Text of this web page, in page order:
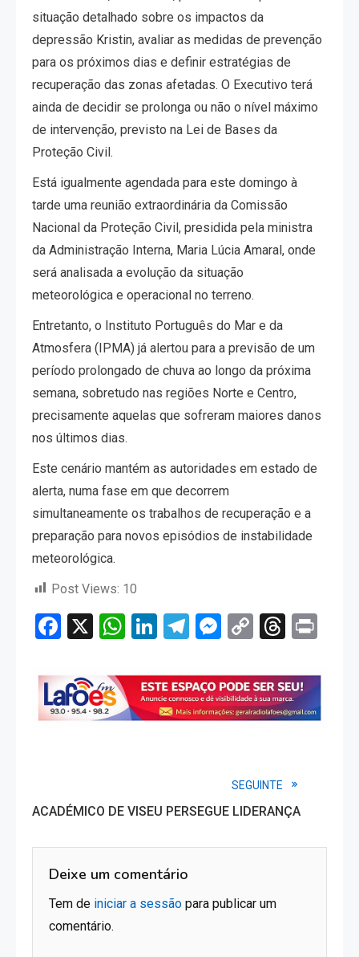
situação detalhado sobre os impactos da
depressão Kristin, avaliar as medidas de prevenção
para os próximos dias e definir estratégias de
recuperação das zonas afetadas. O Executivo terá
ainda de decidir se prolonga ou não o nível máximo
de intervenção, previsto na Lei de Bases da
Proteção Civil.
Está igualmente agendada para este domingo à
tarde uma reunião extraordinária da Comissão
Nacional da Proteção Civil, presidida pela ministra
da Administração Interna, Maria Lúcia Amaral, onde
será analisada a evolução da situação
meteorológica e operacional no terreno.
Entretanto, o Instituto Português do Mar e da
Atmosfera (IPMA) já alertou para a previsão de um
período prolongado de chuva ao longo da próxima
semana, sobretudo nas regiões Norte e Centro,
precisamente aquelas que sofreram maiores danos
nos últimos dias.
Este cenário mantém as autoridades em estado de
alerta, numa fase em que decorrem
simultaneamente os trabalhos de recuperação e a
preparação para novos episódios de instabilidade
meteorológica.
Post Views: 10
Facebook
X WhatsApp
LinkedIn
Telegram
Messenger
Copy
articles
SEGUINTE
ACADÉMICO DE VISEU PERSEGUE LIDERANÇA
Deixe um comentário
Tem de iniciar a sessão para publicar um
comentário.